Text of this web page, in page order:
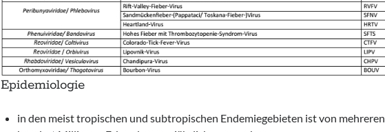
Epidemiologie
in den meist tropischen und subtropischen Endemiegebieten ist von mehreren